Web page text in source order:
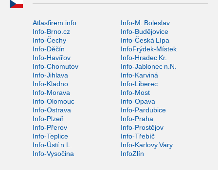
Atlasfirem.info
Info-M. Boleslav
Info-Brno.cz
Info-Budějovice
Info-Čechy
Info-Česká Lípa
Info-Děčín
InfoFrýdek-Místek
Info-Havířov
Info-Hradec Kr.
Info-Chomutov
Info-Jablonec n.N.
Info-Jihlava
Info-Karviná
Info-Kladno
Info-Liberec
Info-Morava
Info-Most
Info-Olomouc
Info-Opava
Info-Ostrava
Info-Pardubice
Info-Plzeň
Info-Praha
Info-Přerov
Info-Prostějov
Info-Teplice
Info-Třebíč
Info-Ústí n.L.
Info-Karlovy Vary
Info-Vysočina
InfoZlín